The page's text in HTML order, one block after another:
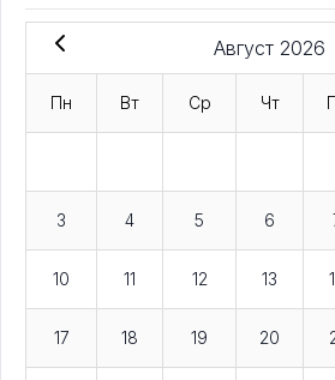
Август 2026
Пн Вт Ср Чт
3 4 5 6
10 11 12 13
17 18 19 20